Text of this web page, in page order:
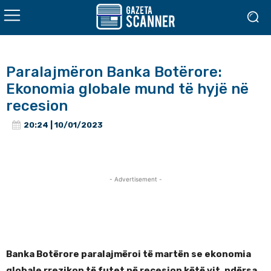
Paralajmëron Banka Botërore:
Ekonomia globale mund të hyjë në
recesion
20:24 | 10/01/2023
- Advertisement -
Banka Botërore paralajmëroi të martën se ekonomia